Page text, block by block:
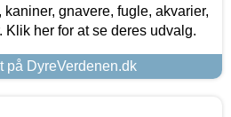
gnavere, fugle, akvarier,
Klik her for at se deres udvalg.
på DyreVerdenen.dk